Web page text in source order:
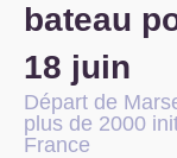
bateau
18 juin
Départ de
plus de 2000
France